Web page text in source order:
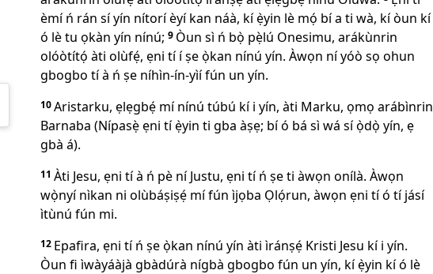
èmí ń rán sí yín nítorí èyí kan náà, kí ẹ̀yin lè mọ́ bí a ti wà, kí òun kí
ó lè tu ọkàn yín nínú; 9 Òun sì ń bọ̀ pẹ̀lú Onesimu, arákùnrin
olóòtítọ́ àti olùfẹ́, ẹni tí í ṣe ọ̀kan nínú yín. Àwọn ní yóò sọ ohun
gbogbo tí à ń ṣe níhìn-ín-yìí fún un yín.
10Aristarku, ẹlẹgbẹ́ mí nínú túbú kí i yín, àti Marku, ọmọ arábìnrin
Barnaba (Nípasẹ̀ ẹni tí ẹ̀yin ti gba àṣẹ; bí ó bá sì wá sí ọ̀dọ̀ yín, ẹ
gbà á).
11 Àti Jesu, ẹni tí à ń pè ní Justu, ẹni tí ń ṣe ti àwọn onílà. Àwọn
wọ̀nyí nìkan ni olùbáṣiṣẹ́ mí fún ìjọba Ọlọ́run, àwọn ẹni tí ó tí jásí
ìtùnú fún mi.
12 Epafira, ẹni tí ń ṣe ọ̀kan nínú yín àti ìránṣẹ́ Kristi Jesu kí i yín.
Òun fi ìwàyáàjà gbàdúrà nígbà gbogbo fún un yín, kí ẹ̀yin kí ó lè